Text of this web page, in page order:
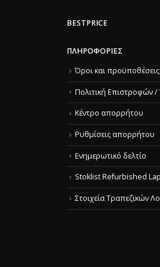
BESTPRICE
ΠΛΗΡΟΦΟΡΊΕΣ
Όροι και προϋποθέσεις
Πολιτική Επιστροφών
Κέντρο απορρήτου
Ρυθμίσεις απορρήτου
Ενημερωτικό δελτίο
Stoklist Refurbished
Στοιχεία Τραπεζικών